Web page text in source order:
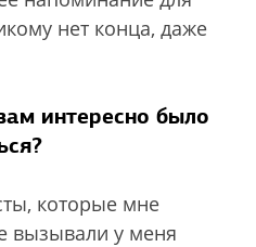
нет конца, даже
интересно было
которые мне
вызывали у меня